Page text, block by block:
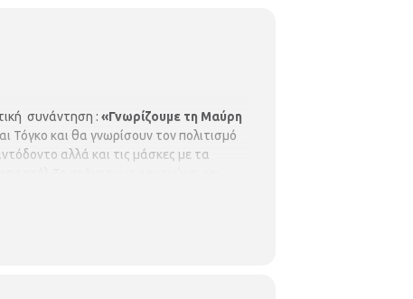
συνάντηση : «Γνωρίζουμε τη Μαύρη
Τόγκο και θα γνωρίσουν τον πολιτισμό
αλλά και τις μάσκες με τα